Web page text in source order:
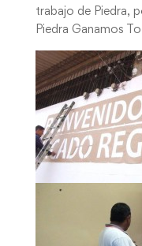
trabajo de Piedra,
Piedra Ganamos